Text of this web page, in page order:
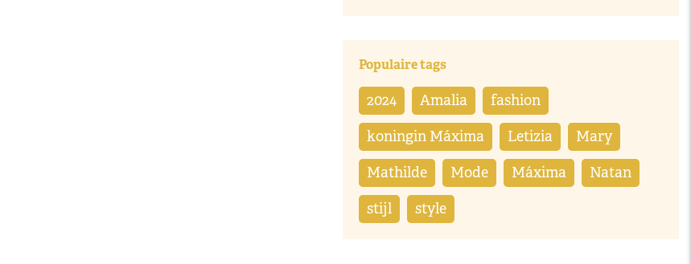
Populaire tags
2024 Amalia fashion
koningin Máxima Letizia Mary
Mathilde Mode Máxima Natan
stijl style